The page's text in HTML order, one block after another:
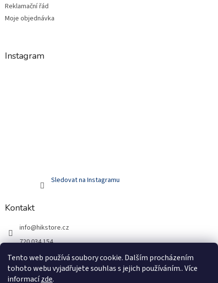
Tento web používá soubory cookie. Dalším procházením
tohoto webu vyjadřujete souhlas s jejich používáním.. Více
informacízde.
Reklamační řád
Moje objednávka
Instagram
Sledovat na Instagramu
Kontakt
info@hikstore.cz
720 034 154
hikstore.cz
720 034 154